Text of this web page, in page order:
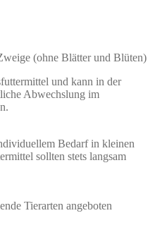
(ohne Blätter und Blüten)
und kann in der
Abwechslung im
Bedarf in kleinen
sollten stets langsam
Tierarten angeboten